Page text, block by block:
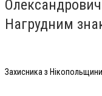
Нагрудним
Захисника з